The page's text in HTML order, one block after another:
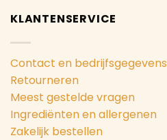
KLANTENSERVICE
Contact en bedrijfsgegevens
Retourneren
Meest gestelde vragen
Ingrediënten en allergenen
Zakelijk bestellen